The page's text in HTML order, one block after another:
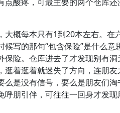
大概每本只有1到20本左右。在
写的那句“包含保险”是什么意
险。仓库进去了才发现别有洞
着逛着就迷失了方向，连朋友
是没有信号，要么是朋友们淘
呼朋引伴，可往往一回身才发现